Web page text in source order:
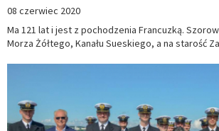
08 czerwiec 2020
Ma 121 lat i jest z pochodzenia Francuzką.
Morza Żółtego, Kanału Sueskiego, a na starość